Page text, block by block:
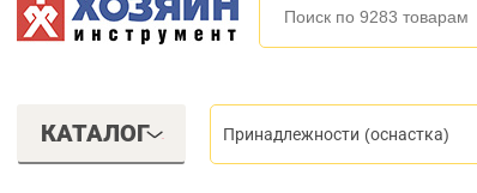
КАТАЛОГ Принадлежности (оснастка)